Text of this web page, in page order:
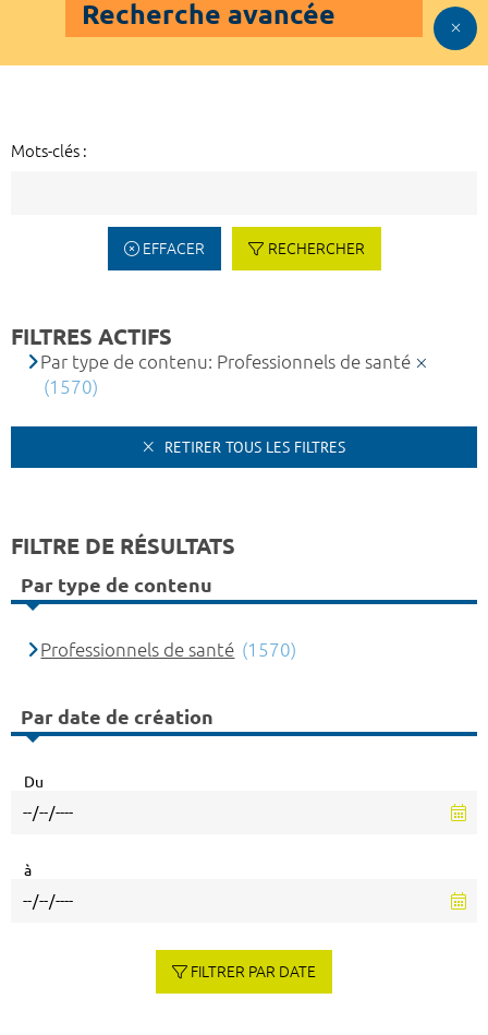
Recherche avancée
Mots-clés :
EFFACER RECHERCHER
FILTRES ACTIFS
Par type de contenu: Professionnels de santé
(1570)
RETIRER TOUS LES FILTRES
FILTRE DE RÉSULTATS
Par type de contenu
Professionnels de santé (1570)
Par date de création
Du
à
FILTRER PAR DATE